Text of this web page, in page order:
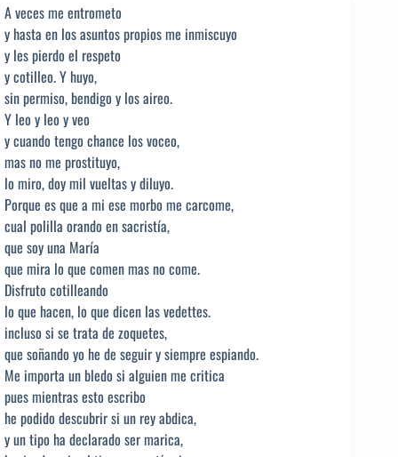
A veces me entrometo
y hasta en los asuntos propios me inmiscuyo
y les pierdo el respeto
y cotilleo. Y huyo,
sin permiso, bendigo y los aireo.
Y leo y leo y veo
y cuando tengo chance los voceo,
mas no me prostituyo,
lo miro, doy mil vueltas y diluyo.
Porque es que a mi ese morbo me carcome,
cual polilla orando en sacristía,
que soy una María
que mira lo que comen mas no come.
Disfruto cotilleando
lo que hacen, lo que dicen las vedettes.
incluso si se trata de zoquetes,
que soñando yo he de seguir y siempre espiando.
Me importa un bledo si alguien me critica
pues mientras esto escribo
he podido descubrir si un rey abdica,
y un tipo ha declarado ser marica,